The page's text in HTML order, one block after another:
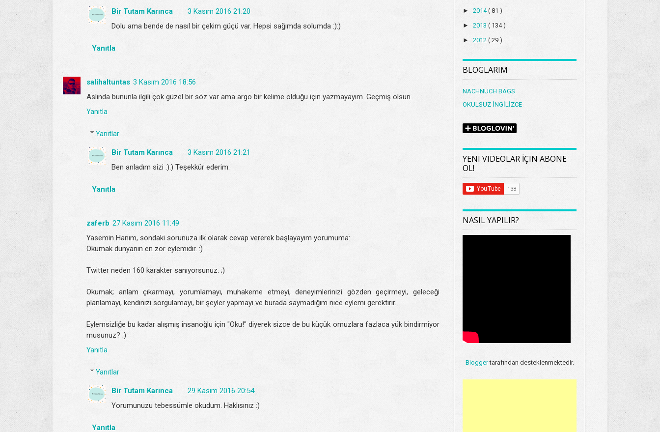
Bir Tutam Karınca
3 Kasım 2016 21:20
Dolu ama bende de nasıl bir çekim güçü var. Hepsi sağımda solumda :):)
Yanıtla
salihaltuntas 3 Kasım 2016 18:56
Aslında bununla ilgili çok güzel bir söz var ama argo bir kelime olduğu için yazmayayım. Geçmiş olsun.
Yanıtla
Yanıtlar
Bir Tutam Karınca
3 Kasım 2016 21:21
Ben anladım sizi :):) Teşekkür ederim.
Yanıtla
zaferb 27 Kasım 2016 11:49
Yasemin Hanım, sondaki sorunuza ilk olarak cevap vererek başlayayım yorumuma:
Okumak dünyanın en zor eylemidir. :)
Twitter neden 160 karakter sanıyorsunuz. ;)
Okumak; anlam çıkarmayı, yorumlamayı, muhakeme etmeyi, deneyimlerinizi gözden geçirmeyi, geleceği
planlamayı, kendinizi sorgulamayı, bir şeyler yapmayı ve burada saymadığım nice eylemi gerektirir.
Eylemsizliğe bu kadar alışmış insanoğlu için "Oku!" diyerek sizce de bu küçük omuzlara fazlaca yük bindirmiyor
musunuz? :)
Yanıtla
Yanıtlar
Bir Tutam Karınca
29 Kasım 2016 20:54
Yorumunuzu tebessümle okudum. Haklısınız :)
Yanıtla
►2014( 81 )
►2013( 134 )
►2012( 29 )
BLOGLARIM
NACHNUCH BAGS
OKULSUZ İNGİLİZCE
YENI VIDEOLAR İÇIN ABONE
OL!
NASIL YAPILIR?
Bloggertarafından desteklenmektedir.